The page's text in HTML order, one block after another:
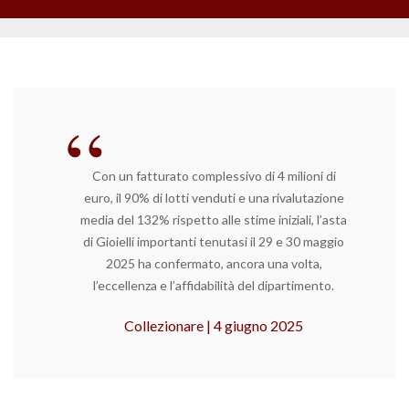
Con un fatturato complessivo di 4 milioni di
euro, il 90% di lotti venduti e una rivalutazione
media del 132% rispetto alle stime iniziali, l’asta
di Gioielli importanti tenutasi il 29 e 30 maggio
2025 ha confermato, ancora una volta,
l’eccellenza e l’affidabilità del dipartimento.
Collezionare | 4 giugno 2025